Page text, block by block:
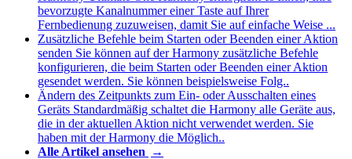
bevorzugte Kanalnummer einer Taste auf Ihrer
Fernbedienung zuzuweisen, damit Sie auf einfache Weise ...
Zusätzliche Befehle beim Starten oder Beenden einer Aktion
senden Sie können auf der Harmony zusätzliche Befehle
konfigurieren, die beim Starten oder Beenden einer Aktion
gesendet werden. Sie können beispielsweise Folg..
Ändern des Zeitpunkts zum Ein- oder Ausschalten eines
Geräts Standardmäßig schaltet die Harmony alle Geräte aus,
die in der aktuellen Aktion nicht verwendet werden. Sie
haben mit der Harmony die Möglich..
Alle Artikel ansehen
→